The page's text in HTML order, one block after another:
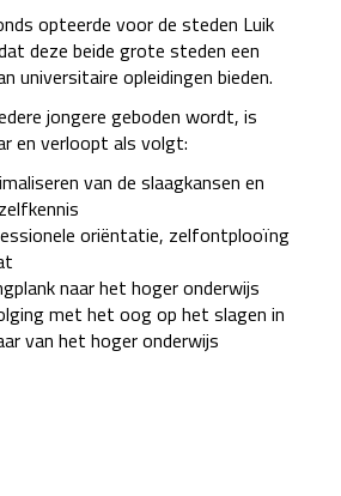
opteerde voor de steden Luik
deze beide grote steden een
universitaire opleidingen bieden.
jongere geboden wordt, is
en verloopt als volgt:
van de slaagkansen en
oriëntatie, zelfontplooïng
naar het hoger onderwijs
met het oog op het slagen in
van het hoger onderwijs